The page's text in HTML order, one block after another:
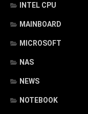
INTEL CPU
MAINBOARD
MICROSOFT
NAS
NEWS
NOTEBOOK